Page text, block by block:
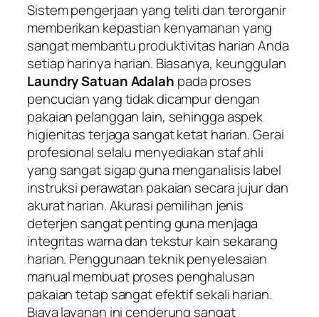
Sistem pengerjaan yang teliti dan terorganir
memberikan kepastian kenyamanan yang
sangat membantu produktivitas harian Anda
setiap harinya harian. Biasanya, keunggulan
Laundry Satuan Adalah pada proses
pencucian yang tidak dicampur dengan
pakaian pelanggan lain, sehingga aspek
higienitas terjaga sangat ketat harian. Gerai
profesional selalu menyediakan staf ahli
yang sangat sigap guna menganalisis label
instruksi perawatan pakaian secara jujur dan
akurat harian. Akurasi pemilihan jenis
deterjen sangat penting guna menjaga
integritas warna dan tekstur kain sekarang
harian. Penggunaan teknik penyelesaian
manual membuat proses penghalusan
pakaian tetap sangat efektif sekali harian.
Biaya layanan ini cenderung sangat